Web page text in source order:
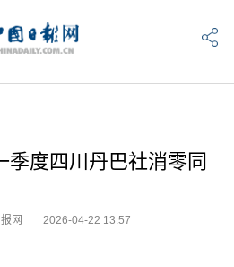
季度四川丹巴社消零同
网 2026-04-22 13:57